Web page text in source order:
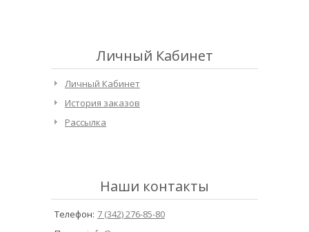
Личный Кабинет
Личный Кабинет
История заказов
Рассылка
Наши контакты
Телефон: 7 (342) 276-85-80